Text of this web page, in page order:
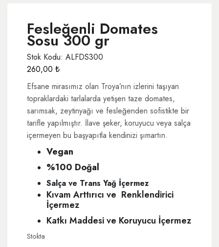
Fesleğenli Domates
Sosu 300 gr
Stok Kodu: ALFDS300
260,00 ₺
Efsane mirasımız olan Troya’nın izlerini taşıyan
topraklardaki tarlalarda yetişen taze domates,
sarımsak, zeytinyağı ve fesleğenden sofistikte bir
tarifle yapılmıştır. İlave şeker, koruyucu veya salça
içermeyen bu başyapıtla kendinizi şımartın.
Vegan
%100 Doğal
Salça ve Trans Yağ İçermez
Kıvam Arttırıcı ve Renklendirici
İçermez
Katkı Maddesi ve Koruyucu İçermez
Stokta